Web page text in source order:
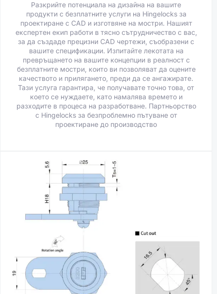
Разкрийте потенциала на дизайна на вашите
продукти с безплатните услуги на Hingelocks за
проектиране с CAD и изготвяне на мостри. Нашият
експертен екип работи в тясно сътрудничество с вас,
за да създаде прецизни CAD чертежи, съобразени с
вашите спецификации. Изпитайте лекотата на
превръщането на вашите концепции в реалност с
безплатните мостри, които ви позволяват да оцените
качеството и прилягането, преди да се ангажирате.
Тази услуга гарантира, че получавате точно това, от
което се нуждаете, като намалява времето и
разходите в процеса на разработване. Партньорство
с Hingelocks за безпроблемно пътуване от
проектиране до производство